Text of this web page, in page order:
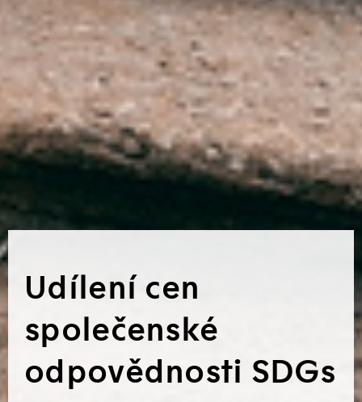
Udílení cen
společenské
odpovědnosti SDGs